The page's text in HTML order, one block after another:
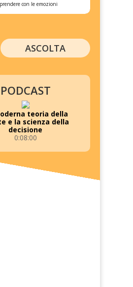
con le emozioni
ASCOLTA
PODCAST
teoria della
e la scienza della
decisione
0:08:00